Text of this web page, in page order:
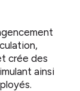
crée des
ainsi